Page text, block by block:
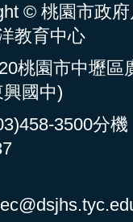
© 桃園市政
教育中心
桃園市中壢區
國中)
3500分機